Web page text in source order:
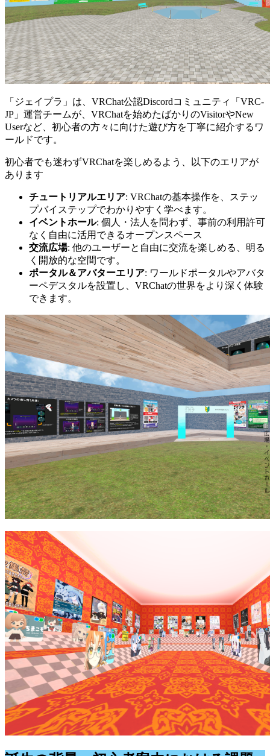
「ジェイプラ」は、VRChat公認Discordコミュニティ「VRC-
JP」運営チームが、VRChatを始めたばかりのVisitorやNew
Userなど、初心者の方々に向けた遊び方を丁寧に紹介するワ
ールドです。
初心者でも迷わずVRChatを楽しめるよう、以下のエリアが
あります
チュートリアルエリア: VRChatの基本操作を、ステッ
プバイステップでわかりやすく学べます。
イベントホール: 個人・法人を問わず、事前の利用許可
なく自由に活用できるオープンスペース
交流広場: 他のユーザーと自由に交流を楽しめる、明る
く開放的な空間です。
ポータル＆アバターエリア: ワールドポータルやアバタ
ーペデスタルを設置し、VRChatの世界をより深く体験
できます。